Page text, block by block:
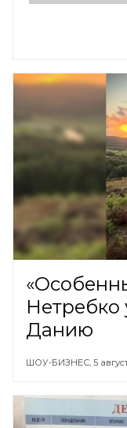
Нетребко
Данию
ШОУ-БИЗНЕС, 5